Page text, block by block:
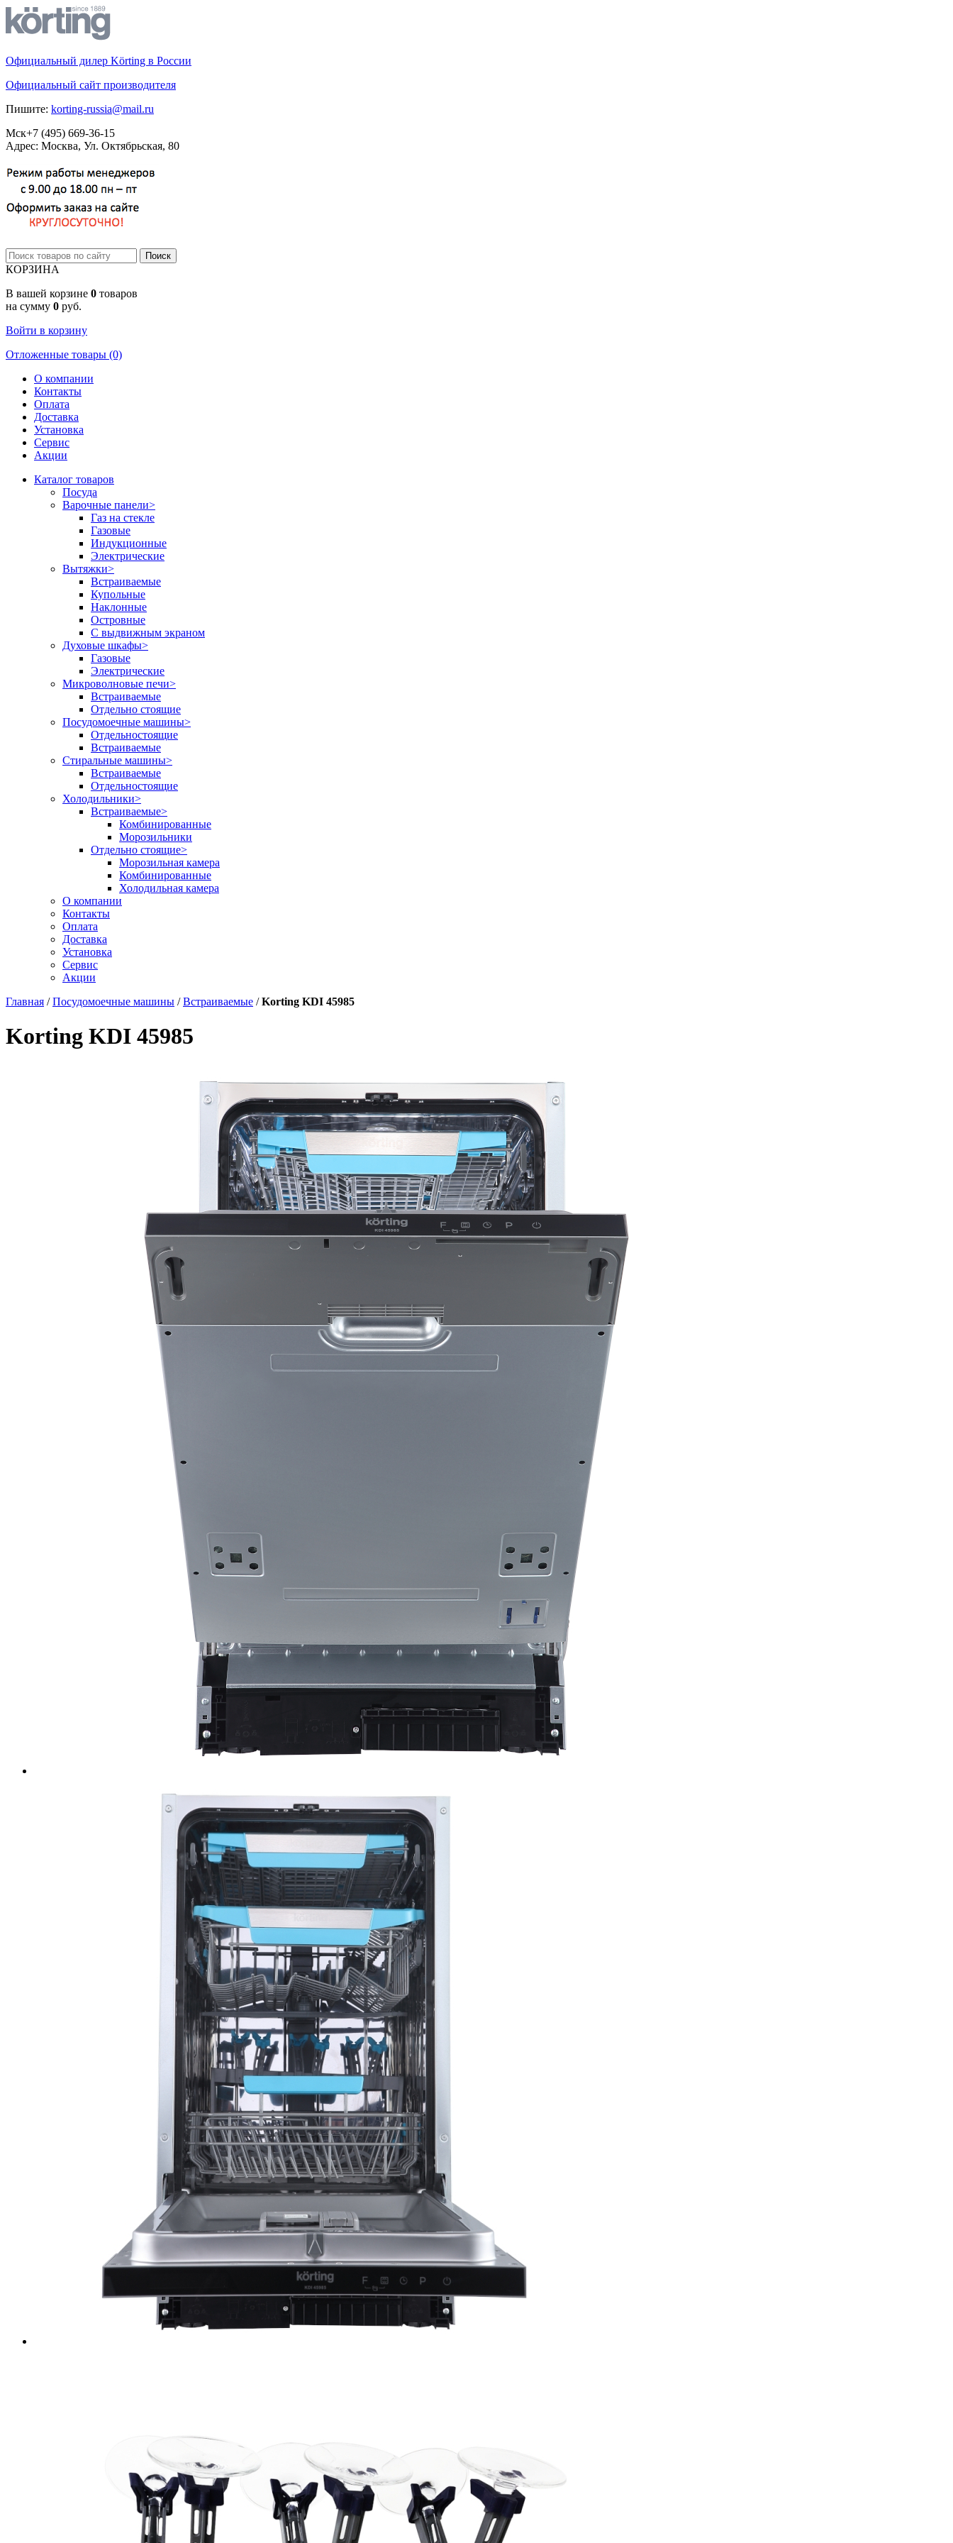
Официальный дилер Körting в России
Официальный сайт производителя
Пишите: korting-russia@mail.ru
Мск+7 (495) 669-36-15
Адрес: Москва, Ул. Октябрьская, 80
КОРЗИНА
В вашей корзине 0 товаров
на сумму 0 руб.
Войти в корзину
Отложенные товары (0)
О компании
Контакты
Оплата
Доставка
Установка
Сервис
Акции
Каталог товаров
Посуда
Варочные панели>
Газ на стекле
Газовые
Индукционные
Электрические
Вытяжки>
Встраиваемые
Купольные
Наклонные
Островные
С выдвижным экраном
Духовые шкафы>
Газовые
Электрические
Микроволновые печи>
Встраиваемые
Отдельно стоящие
Посудомоечные машины>
Отдельностоящие
Встраиваемые
Стиральные машины>
Встраиваемые
Отдельностоящие
Холодильники>
Встраиваемые>
Комбинированные
Морозильники
Отдельно стоящие>
Морозильная камера
Комбинированные
Холодильная камера
О компании
Контакты
Оплата
Доставка
Установка
Сервис
Акции
Главная /Посудомоечные машины /Встраиваемые /Korting KDI 45985
Korting KDI 45985